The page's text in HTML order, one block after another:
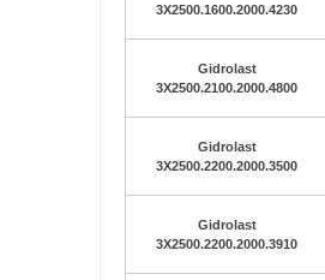
3X2500.1600.2000.4230
Gidrolast
3X2500.2100.2000.4800
Gidrolast
3X2500.2200.2000.3500
Gidrolast
3X2500.2200.2000.3910